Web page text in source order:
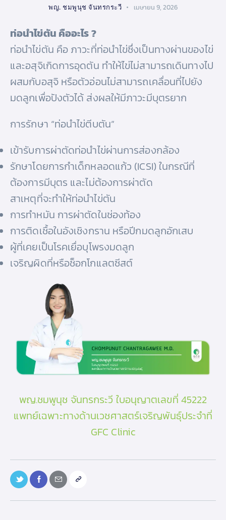
พญ. ชมพูนุช จันทรกระวี เมษายน 9, 2026
ท่อนำไข่ตัน คืออะไร ?
ท่อนำไข่ตัน คือ ภาวะที่ท่อนำไข่ซึ่งเป็นทางผ่านของไข่
และอสุจิเกิดการอุดตัน ทำให้ไข่ไม่สามารถเดินทางไป
ผสมกับอสุจิ หรือตัวอ่อนไม่สามารถเคลื่อนที่ไปยัง
มดลูกเพื่อปังตัวได้ ส่งผลให้มีภาวะมีบุตรยาก
การรักษา “ท่อนำไข่ตีบตัน”
เข้ารับการผ่าตัดท่อนำไข่ผ่านการส่องกล้อง
รักษาโดยการกำเด็กหลอดแก้ว (ICSI) ในกรณีที่
ต้องการมีบุตร และไม่ต้องการผ่าตัด
สาเหตุที่จะทำให้ท่อนำไข่ตัน
การทำหมัน การผ่าตัดในช่องท้อง
การติดเชื้อในอังเชิงกราน หรือปีกมดลูกอักเสบ
ผู้ที่เคยเป็นโรคเยื่อบุโพรงมดลูก
เจริญผิดที่หรือช็อกโกแลตซีสต์
พญ.ชมพูนุช จันทรกระวี ใบอนุญาตเลขที่ 45222
แพทย์เฉพาะทางด้านเวชศาสตร์เจริญพันธุ์ประจำที่
GFC Clinic